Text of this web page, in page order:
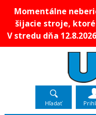
Momentálne
šijacie stroje, ktoré
V stredu dňa
Hľadať